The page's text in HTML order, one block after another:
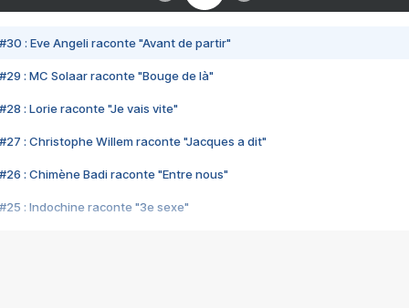
#30 : Eve Angeli raconte "Avant de partir"
#29 : MC Solaar raconte "Bouge de là"
#28 : Lorie raconte "Je vais vite"
#27 : Christophe Willem raconte "Jacques a dit"
#26 : Chimène Badi raconte "Entre nous"
#25 : Indochine raconte "3e sexe"